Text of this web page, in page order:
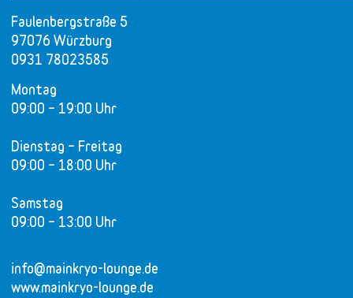
Faulenbergstraße 5
97076 Würzburg
0931 78023585
Montag
09:00 – 19:00 Uhr
Dienstag – Freitag
09:00 – 18:00 Uhr
Samstag
09:00 – 13:00 Uhr
info@mainkryo-lounge.de
www.mainkryo-lounge.de